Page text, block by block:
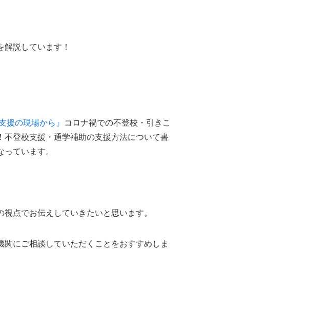
説しています！
援の現場から』
コロナ禍での不登校・引きこ
登校支援・通学補助の支援方法について書
ています。
点でお伝えしていきたいと思います。
にご相談していただくことをおすすめしま